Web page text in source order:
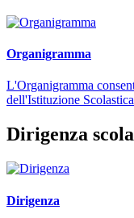
Organigramma
L'Organigramma
dell'Istituzione
Dirigenza
Dirigenza